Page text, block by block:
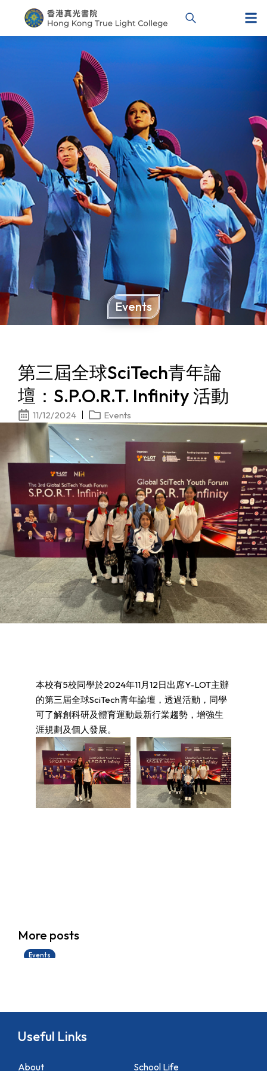
Events
第三屆全球SciTech青年論
壇：S.P.O.R.T. Infinity 活動
11/12/2024 Events
本校有5校同學於2024年11月12日出席Y-LOT主辦
的第三屆全球SciTech青年論壇，透過活動，同學
可了解創科研及體育運動最新行業趨勢，增強生
涯規劃及個人發展。
More posts
Events
28/06/2026
Useful Links
About School Life